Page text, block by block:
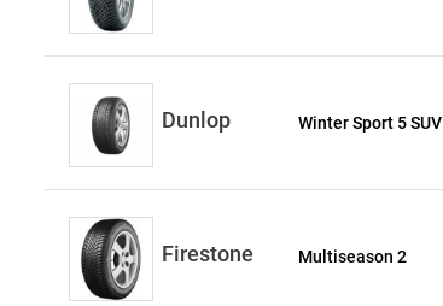
Dunlop Winter Sport 5 SUV
Firestone Multiseason 2